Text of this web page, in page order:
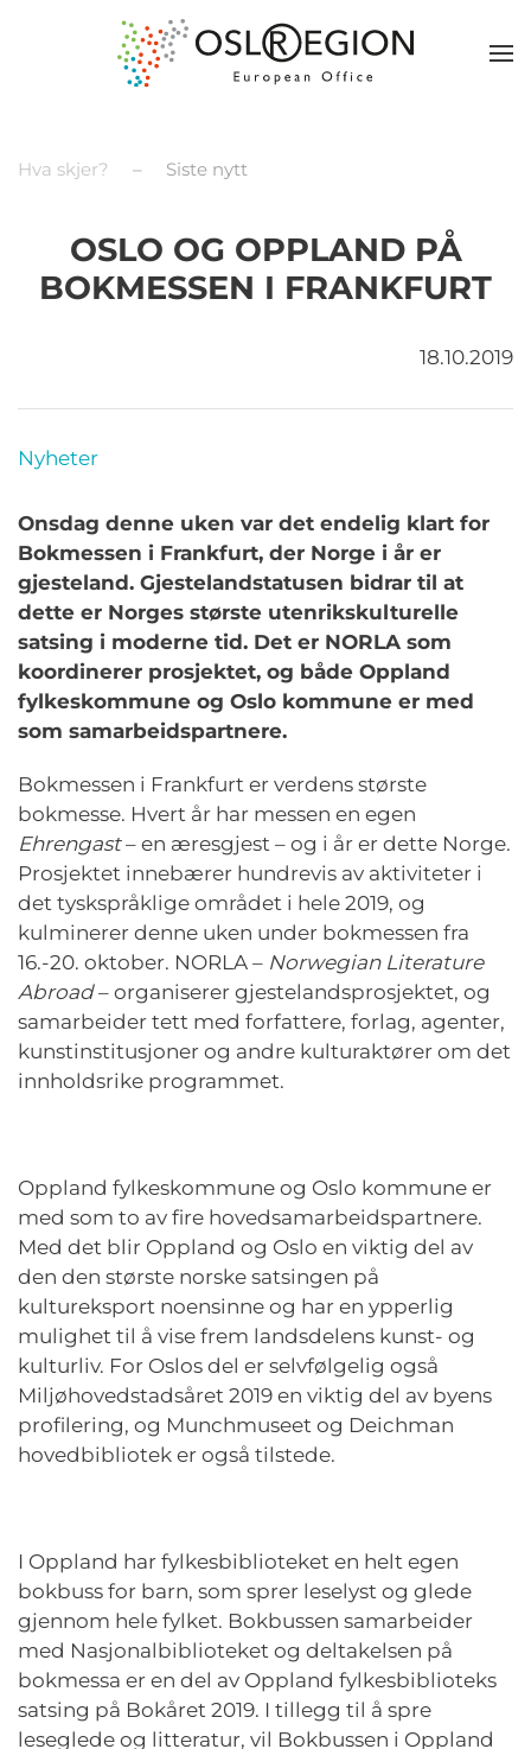
Hva skjer? Siste nytt
OSLO OG OPPLAND PÅ
BOKMESSEN I FRANKFURT
18.10.2019
Nyheter
Onsdag denne uken var det endelig klart for
Bokmessen i Frankfurt, der Norge i år er
gjesteland. Gjestelandstatusen bidrar til at
dette er Norges største utenrikskulturelle
satsing i moderne tid. Det er NORLA som
koordinerer prosjektet, og både Oppland
fylkeskommune og Oslo kommune er med
som samarbeidspartnere.
Bokmessen i Frankfurt er verdens største
bokmesse. Hvert år har messen en egen
Ehrengast– en æresgjest – og i år er dette Norge.
Prosjektet innebærer hundrevis av aktiviteter i
det tyskspråklige området i hele 2019, og
kulminerer denne uken under bokmessen fra
16.-20. oktober. NORLA – Norwegian Literature
Abroad– organiserer gjestelandsprosjektet, og
samarbeider tett med forfattere, forlag, agenter,
kunstinstitusjoner og andre kulturaktører om det
innholdsrike programmet.
Oppland fylkeskommune og Oslo kommune er
med som to av fire hovedsamarbeidspartnere.
Med det blir Oppland og Oslo en viktig del av
den den største norske satsingen på
kultureksport noensinne og har en ypperlig
mulighet til å vise frem landsdelens kunst- og
kulturliv. For Oslos del er selvfølgelig også
Miljøhovedstadsåret 2019 en viktig del av byens
profilering, og Munchmuseet og Deichman
hovedbibliotek er også tilstede.
I Oppland har fylkesbiblioteket en helt egen
bokbuss for barn, som sprer leselyst og glede
gjennom hele fylket. Bokbussen samarbeider
med Nasjonalbiblioteket og deltakelsen på
bokmessa er en del av Oppland fylkesbiblioteks
satsing på Bokåret 2019. I tillegg til å spre
leseglede og litteratur, vil Bokbussen i Oppland